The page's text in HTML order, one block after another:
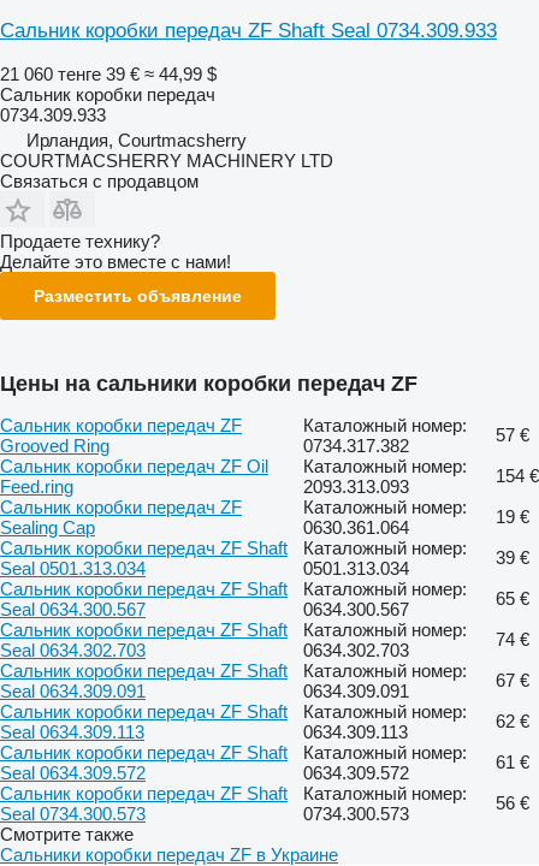
Сальник коробки передач ZF Shaft Seal 0734.309.933
21 060 тенге 39 € ≈ 44,99 $
Сальник коробки передач
0734.309.933
Ирландия, Courtmacsherry
COURTMACSHERRY MACHINERY LTD
Связаться с продавцом
Продаете технику?
Делайте это вместе с нами!
Разместить объявление
Цены на сальники коробки передач ZF
Сальник коробки передач ZF
Grooved Ring
Каталожный номер:
0734.317.382
57 €
Сальник коробки передач ZF Oil
Feed.ring
Каталожный номер:
2093.313.093
154 €
Сальник коробки передач ZF
Sealing Cap
Каталожный номер:
0630.361.064
19 €
Сальник коробки передач ZF Shaft
Seal 0501.313.034
Каталожный номер:
0501.313.034
39 €
Сальник коробки передач ZF Shaft
Seal 0634.300.567
Каталожный номер:
0634.300.567
65 €
Сальник коробки передач ZF Shaft
Seal 0634.302.703
Каталожный номер:
0634.302.703
74 €
Сальник коробки передач ZF Shaft
Seal 0634.309.091
Каталожный номер:
0634.309.091
67 €
Сальник коробки передач ZF Shaft
Seal 0634.309.113
Каталожный номер:
0634.309.113
62 €
Сальник коробки передач ZF Shaft
Seal 0634.309.572
Каталожный номер:
0634.309.572
61 €
Сальник коробки передач ZF Shaft
Seal 0734.300.573
Каталожный номер:
0734.300.573
56 €
Смотрите также
Сальники коробки передач ZF в Украине